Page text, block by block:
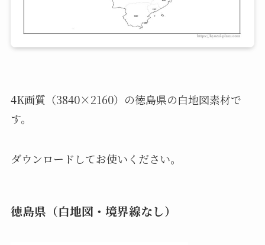
4K画質（3840×2160）の徳島県の白地図素材で
す。
ダウンロードしてお使いください。
徳島県（白地図・境界線なし）